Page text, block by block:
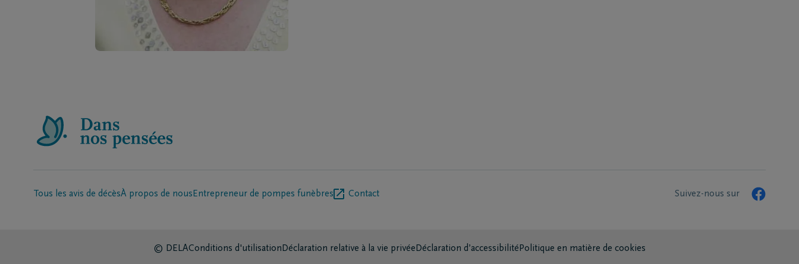
Tous les avis de décèsÀ propos de nousEntrepreneur de pompes funèbres Contact Suivez-nous sur
© DELAConditions d'utilisationDéclaration relative à la vie privéeDéclaration d’accessibilitéPolitique en matière de cookies